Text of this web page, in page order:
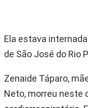
Ela estava
de São José do Rio
Zenaide Táparo,
Neto, morreu neste